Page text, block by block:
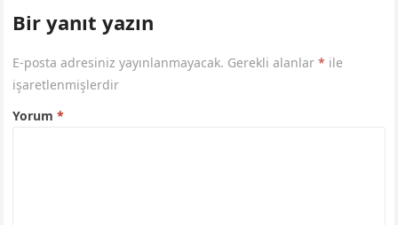
Bir yanıt yazın
E-posta adresiniz yayınlanmayacak. Gerekli alanlar* ile
işaretlenmişlerdir
Yorum*